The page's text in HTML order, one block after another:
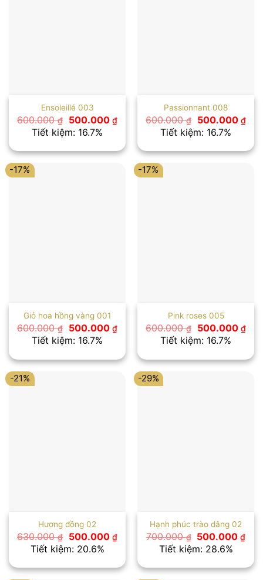
Ensoleillé 003
600.000₫
Giá
gốc
là:
500.000 ₫Giá
hiện
là:
500.000 ₫.
Tiết kiệm: 16.7%
Passionnant 008
600.000₫
Giá
gốc
là:
500.000 ₫Giá
hiện
là:
Tiết kiệm: 16.7%
-17%
Giỏ hoa hồng vàng 001
600.000₫
Giá
gốc
là:
500.000 ₫Giá
hiện
là:
500.000 ₫.
Tiết kiệm: 16.7%
-17%
Pink roses 005
600.000₫
Giá
gốc
là:
500.000 ₫Giá
hiện
là:
Tiết kiệm: 16.7%
-21%
Hương đồng 02
630.000₫
Giá
gốc
là:
500.000 ₫Giá
hiện
là:
500.000 ₫.
Tiết kiệm: 20.6%
-29%
Hạnh phúc trào dâng 02
700.000₫
Giá
gốc
là:
500.000₫Giá
là:
Tiết kiệm: 28.6%